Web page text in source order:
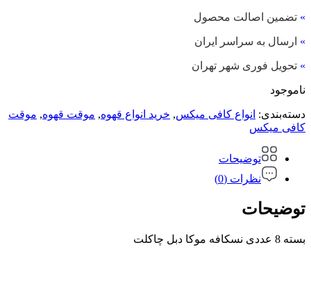
» تضمین اصالت محصول
» ارسال به سراسر ایران
» تحویل فوری شهر تهران
ناموجود
دسته‌بندی: انواع کافی میکس, خرید انواع قهوه, موقت قهوه, موقت
کافی میکس
توضیحات
نظرات (0)
توضیحات
بسته 8 عددی نسکافه موکا دبل چاکلت